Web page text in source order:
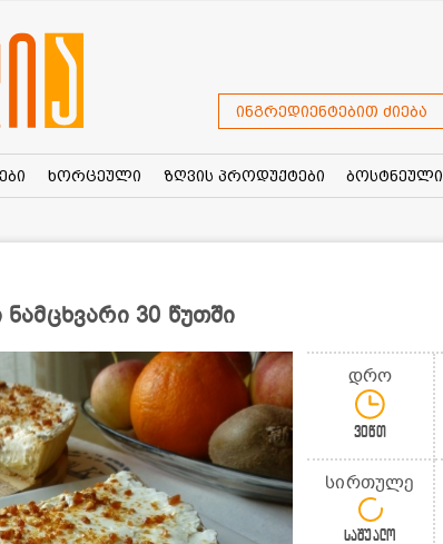
ინგრედიენტებით ძიება
ხორცეული ზღვის პროდუქტები ბოსტნეული
30 წუთში
დრო
30წთ
სირთულე
საშუალო